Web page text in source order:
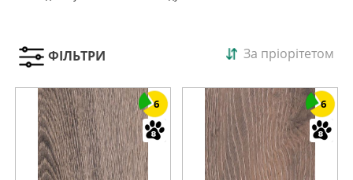
ФІЛЬТРИ За пріорітетом
6 6